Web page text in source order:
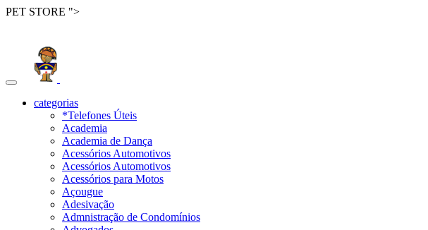
PET STORE ">
Toggle
navigationcategorias
*Telefones Úteis
Academia
Academia de Dança
Acessórios Automotivos
Acessórios Automotivos
Acessórios para Motos
Açougue
Adesivação
Admnistração de Condomínios